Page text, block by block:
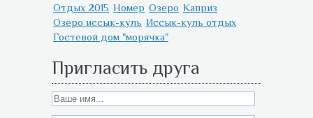
Отдых 2015 Номер Озеро Каприз
Озеро иссык-куль Иссык-куль отдых
Гостевой дом "морячка"
Пригласить друга